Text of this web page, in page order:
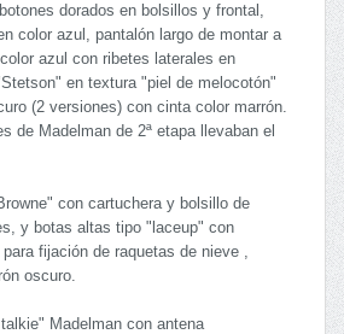
dorados en bolsillos y frontal,
color azul, pantalón largo de montar a
azul con ribetes laterales en
en textura "piel de melocotón"
(2 versiones) con cinta color marrón.
de Madelman de 2ª etapa llevaban el
con cartuchera y bolsillo de
y botas altas tipo "laceup" con
fijación de raquetas de nieve ,
oscuro.
Madelman con antena